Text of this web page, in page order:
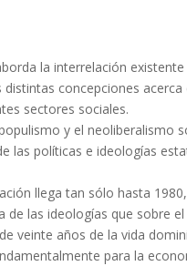
la interrelación
concepciones acerca
sectores sociales.
y el neoliberalismo
las políticas e ideologías
llega tan sólo hasta
de las ideologías que sobre
veinte años de la vida
para la